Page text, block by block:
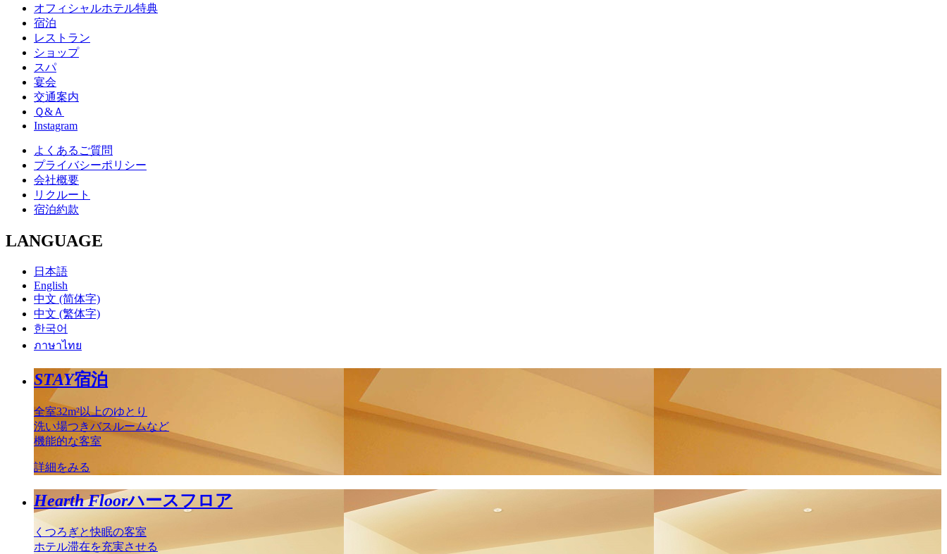
オフィシャルホテル特典
宿泊
レストラン
ショップ
スパ
宴会
交通案内
Ｑ&Ａ
Instagram
よくあるご質問
プライバシーポリシー
会社概要
リクルート
宿泊約款
LANGUAGE
日本語
English
中文 (简体字)
中文 (繁体字)
한국어
ภาษาไทย
STAY宿泊
全室32m²以上のゆとり
洗い場つきバスルームなど
機能的な客室
詳細をみる
Hearth Floorハースフロア
くつろぎと快眠の客室
ホテル滞在を充実させる